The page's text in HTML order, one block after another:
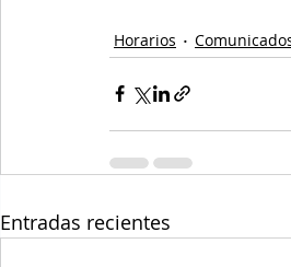
Horarios
Entradas recientes